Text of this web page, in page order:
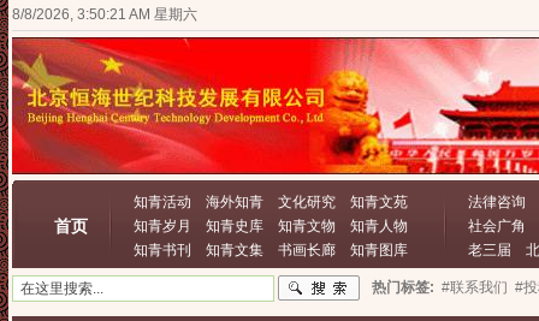
8/8/2026, 3:50:22 AM 星期六
首页
知青活动 海外知青 文化研究
知青文苑
知青岁月
知青史库 知青文物
知青人物
知青书刊
知青文集 书画长廊 知青图库
法律咨询
社会广角
老三届
热门标签: #联系我们 #